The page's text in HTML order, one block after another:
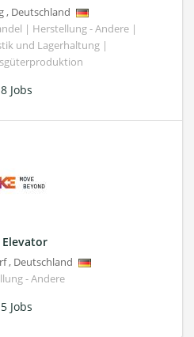
, Deutschland
| Herstellung - Andere |
und Lagerhaltung |
8 Jobs
Elevator
, Deutschland
- Andere
5 Jobs